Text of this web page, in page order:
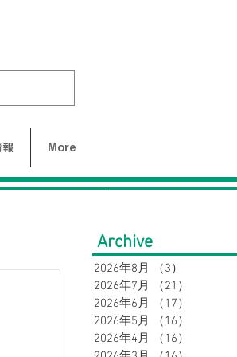
報 More
Archive
2026年8月 （3）
2026年7月
（21）
2026年6月
（17）
2026年5月
（16）
2026年4月
（16）